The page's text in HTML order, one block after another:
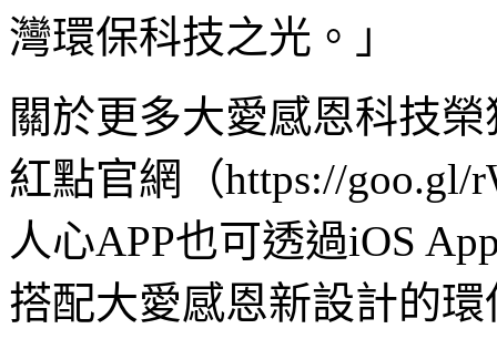
灣環保科技之光。」
關於更多大愛感恩科技
紅點官網（https://
人心APP也可透過iOS
搭配大愛感恩新設計的